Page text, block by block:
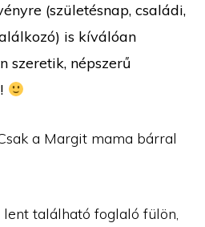
(születésnap, családi,
is kíválóan
szeretik, népszerű
a Margit mama bárral
található foglaló fülön,